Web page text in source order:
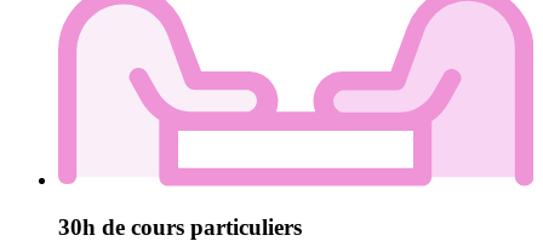
30h de cours particuliers